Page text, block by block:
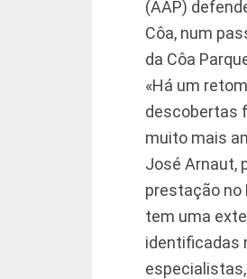
(AAP)
Côa, num
da Côa
«Há um
descobertas
muito mais
José Arnaut,
prestação no
tem uma
identificadas